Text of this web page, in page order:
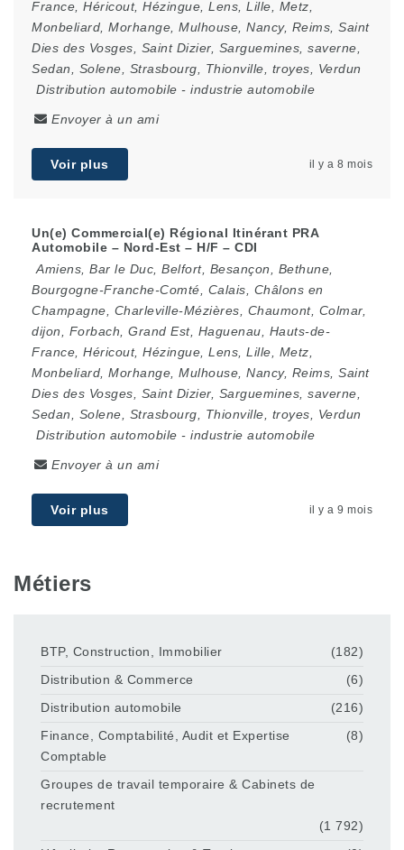
France Héricout, Hézingue Lens Lille Metz
Monbeliard Morhange Mulhouse Nancy, Reims Saint
Dies des Vosges
Saint Dizier, Sarguemines saverne
Sedan
Solene Strasbourg Thionville troyes
Verdun
Distribution automobile - industrie automobile
Envoyer à un ami
Voir plus il y a 8 mois
Un(e) Commercial(e) Régional Itinérant PRA
Automobile – Nord-Est – H/F – CDI
Amiens Bar le Duc Belfort, Besançon Bethune
Bourgogne-Franche-Comté
Calais
Châlons en
Champagne
Charleville-Mézières Chaumont, Colmar,
dijon
Forbach Grand Est, Haguenau
Hauts-de-
France Héricout, Hézingue Lens Lille Metz
Monbeliard Morhange Mulhouse Nancy, Reims Saint
Dies des Vosges
Saint Dizier, Sarguemines saverne
Sedan
Solene Strasbourg Thionville troyes
Verdun
Distribution automobile - industrie automobile
Envoyer à un ami
Voir plus il y a 9 mois
Métiers
BTP, Construction, Immobilier
(182)
Distribution & Commerce
(6)
Distribution automobile
(216)
Finance, Comptabilité, Audit et Expertise
Comptable
(8)
Groupes de travail temporaire & Cabinets de
recrutement
(1 792)